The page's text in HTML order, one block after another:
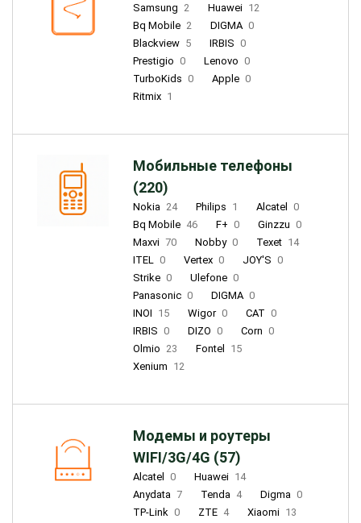
Samsung 2 Huawei 12
Bq Mobile 2 DIGMA 0
Blackview 5 IRBIS 0
Prestigio 0 Lenovo 0
TurboKids 0 Apple 0
Ritmix 1
Мобильные телефоны
(220)
Nokia 24 Philips 1 Alcatel
0
Bq Mobile 46 F+ 0 Ginzzu 0
Maxvi 70 Nobby 0 Texet 14
ITEL 0 Vertex 0 JOY'S 0
Strike 0 Ulefone 0
Panasonic 0 DIGMA 0
INOI 15 Wigor 0 CAT 0
IRBIS 0 DIZO 0 Corn 0
Olmio 23 Fontel
15
Xenium 12
Модемы и роутеры
WIFI/3G/4G (57)
Alcatel 0 Huawei 14
Anydata 7 Tenda 4 Digma 0
TP-Link 0 ZTE 4 Xiaomi 13